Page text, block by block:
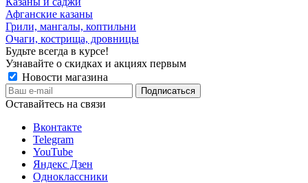
Афганские казаны
Грили, мангалы, коптильни
Очаги, кострища, дровницы
Будьте всегда в курсе!
Узнавайте о скидках и акциях первым
Новости магазина
Оставайтесь на связи
Вконтакте
Telegram
YouTube
Яндекс Дзен
Одноклассники